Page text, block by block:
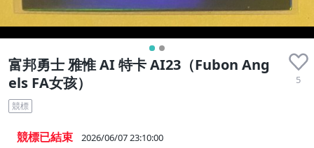
富邦勇士 雅惟 AI 特卡 AI23（Fubon Ang
els FA女孩）
5
競標
競標已結束 2026/06/07 23:10:00